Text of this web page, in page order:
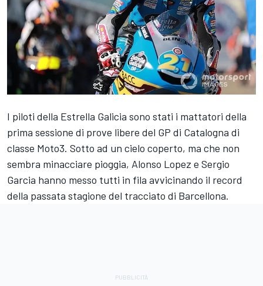
I piloti della Estrella Galicia sono stati i mattatori della
prima sessione di prove libere del GP di Catalogna di
classe Moto3. Sotto ad un cielo coperto, ma che non
sembra minacciare pioggia, Alonso Lopez e Sergio
Garcia hanno messo tutti in fila avvicinando il record
della passata stagione del tracciato di Barcellona.